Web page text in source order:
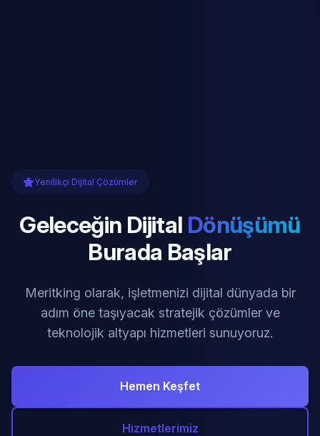
Yenilikçi Dijital Çözümler
Geleceğin Dijital Dönüşümü
Burada Başlar
Meritking olarak, işletmenizi dijital dünyada bir
adım öne taşıyacak stratejik çözümler ve
teknolojik altyapı hizmetleri sunuyoruz.
Hemen Keşfet
Hizmetlerimiz